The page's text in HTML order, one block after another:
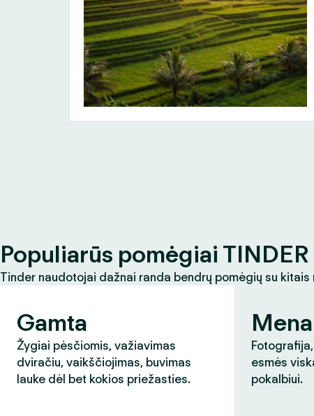
Populiarūs pomėgiai
Tinder naudotojai dažnai randa bendrų pomėgių su
Gamta
Žygiai pėsčiomis, važiavimas
dviračiu, vaikščiojimas, buvimas
lauke dėl bet kokios priežasties.
esmės
pokalbiui.